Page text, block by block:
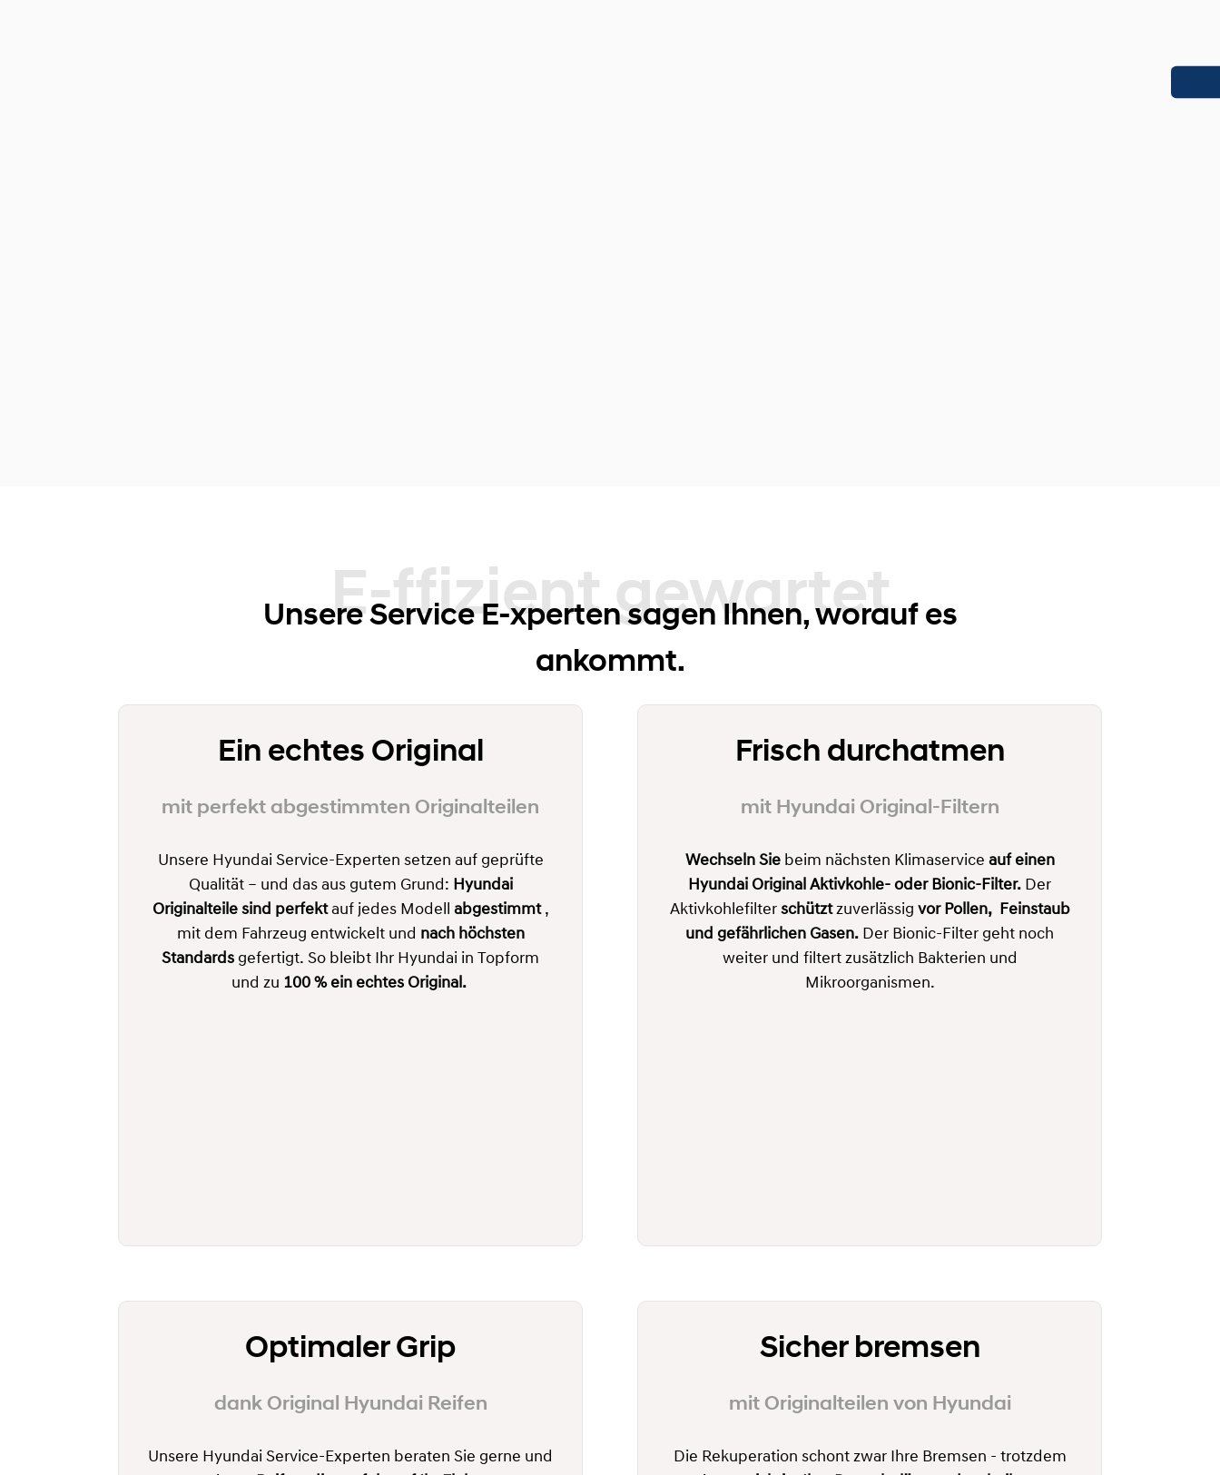
E-ffizient gewartet
Unsere Service E-xperten sagen Ihnen, worauf es
ankommt.
Ein echtes Original
mit perfekt abgestimmten Originalteilen
Unsere Hyundai Service-Experten setzen auf geprüfte
Qualität – und das aus gutem Grund: Hyundai
Originalteile sind perfektauf jedes Modell abgestimmt,
mit dem Fahrzeug entwickelt und nach höchsten
Standards gefertigt. So bleibt Ihr Hyundai in Topform
und zu 100 % ein echtes Original.
Frisch durchatmen
mit Hyundai Original-Filtern
Wechseln Siebeim nächsten Klimaservice auf einen
Hyundai Original Aktivkohle- oder Bionic-Filter. Der
Aktivkohlefilter schütztzuverlässig vor Pollen, Feinstaub
und gefährlichen Gasen. Der Bionic-Filter geht noch
weiter und filtert zusätzlich Bakterien und
Mikroorganismen.
Optimaler Grip
dank Original Hyundai Reifen
Unsere Hyundai Service-Experten beraten Sie gerne und
Sicher bremsen
mit Originalteilen von Hyundai
Die Rekuperation schont zwar Ihre Bremsen - trotzdem